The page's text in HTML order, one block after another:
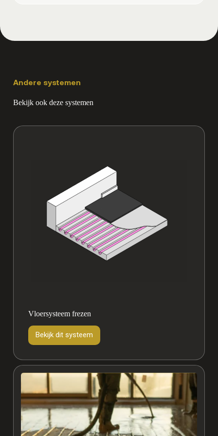
Andere systemen
Bekijk ook deze systemen
Vloersysteem frezen
Bekijk dit systeem
Vloersysteem
frezen